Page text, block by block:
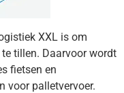
XXL is om
tillen. Daarvoor wordt
fietsen en
voor palletvervoer.